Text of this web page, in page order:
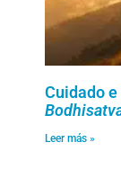
Cuidado
Leer más »